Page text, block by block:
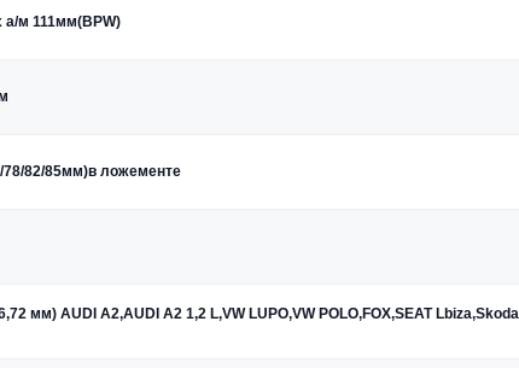
а/м 111мм(BPW)
78/82/85мм)в ложементе
мм) AUDI A2,AUDI A2 1,2 L,VW LUPO,VW POLO,FOX,SEAT Lbiza,Skoda